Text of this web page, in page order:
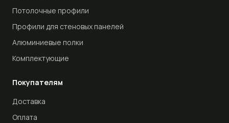
Потолочные профили
Профили для стеновых панелей
Алюминиевые полки
Комплектующие
Покупателям
Доставка
Оплата